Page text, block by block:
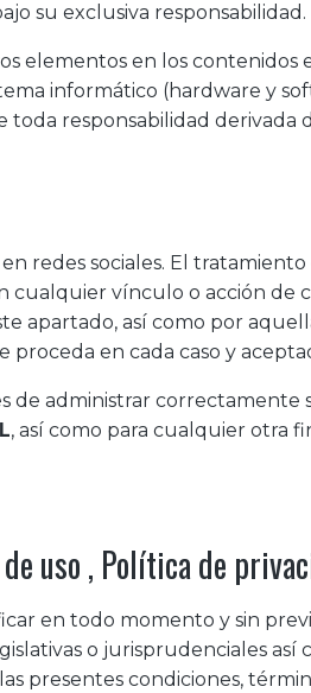
su exclusiva responsabilidad.
elementos en los contenidos
informático (hardware y
toda responsabilidad derivada
redes sociales. El
cualquier vínculo o acción de
apartado, así como por
en cada caso y
de administrar
, así como para cualquier otra
uso , Política de
en todo momento y sin
o jurisprudenciales así
presentes condiciones,